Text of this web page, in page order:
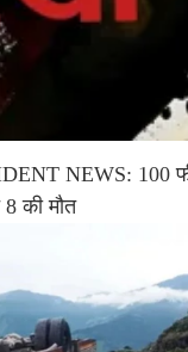
NEWS: 100
की मौत